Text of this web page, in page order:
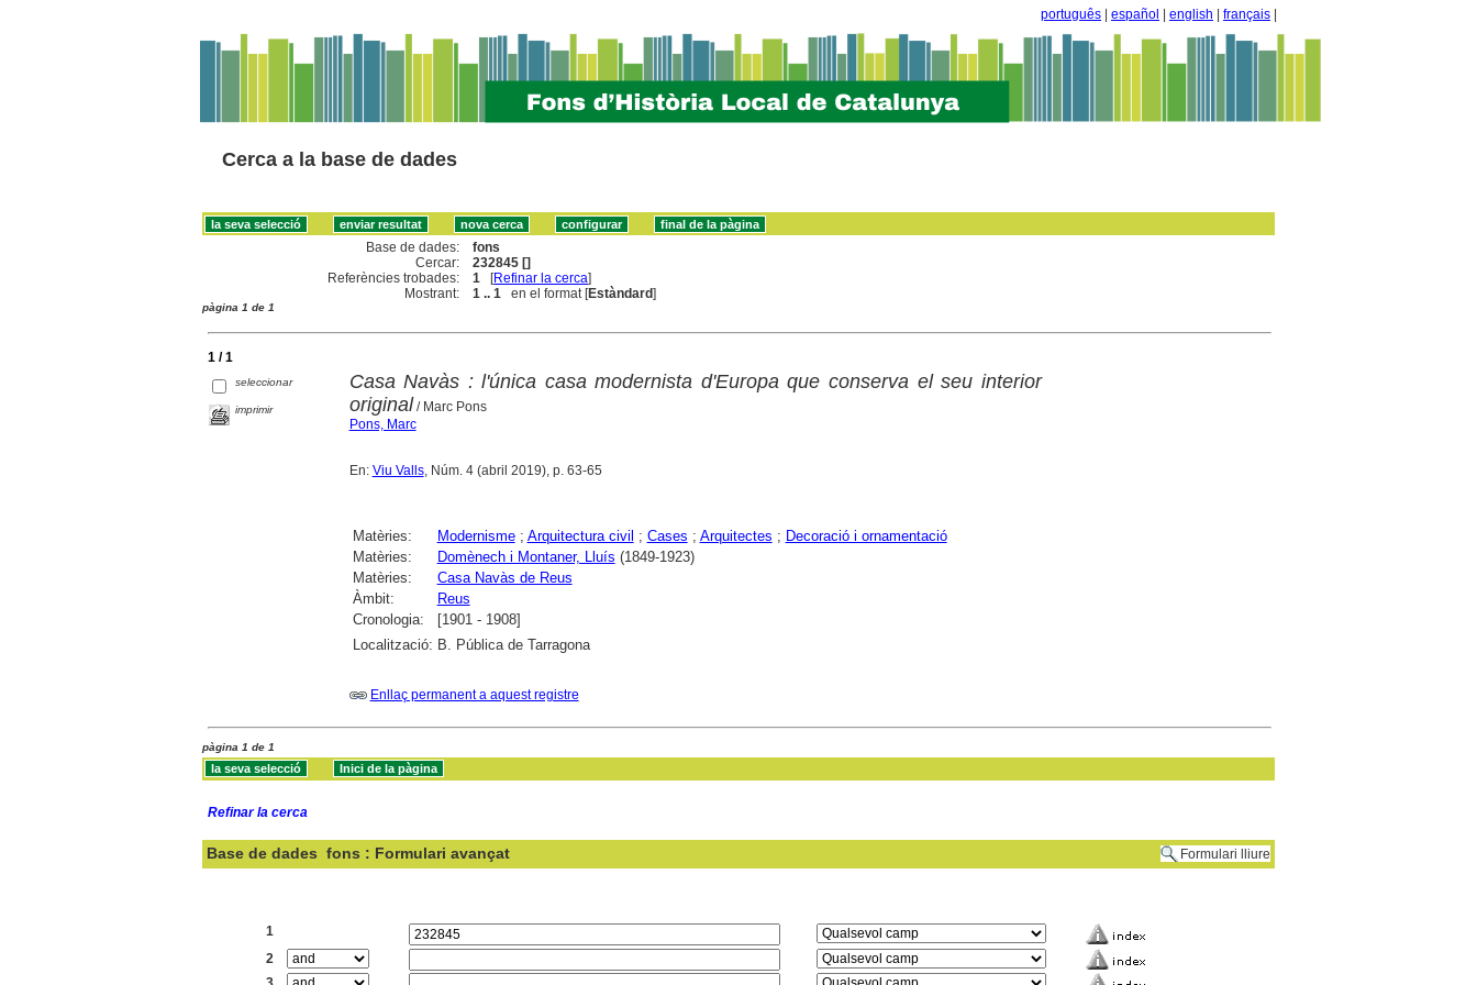
português español english français
Cerca a la base de dades
Base de dades:
fons
Cercar:
232845 []
Referències trobades:
1 [Refinar la cerca]
Mostrant:
1 .. 1 en el format [Estàndard]
pàgina 1 de 1
1 / 1
seleccionar
imprimir
Casa Navàs : l'única casa modernista d'Europa que conserva el seu interior
original/ Marc Pons
Pons, Marc
En: Viu Valls, Núm. 4 (abril 2019), p. 63-65
Matèries: Modernisme; Arquitectura civil ; Cases ; Arquitectes ; Decoració i ornamentació
Matèries:
Domènech i Montaner, Lluís (1849-1923)
Matèries:
Casa Navàs de Reus
Àmbit:
Reus
Cronologia:
[1901 - 1908]
Localització: B. Pública de Tarragona
Enllaç permanent a aquest registre
pàgina 1 de 1
Refinar la cerca
Base de dades fons : Formulari avançat Formulari lliure
1
2